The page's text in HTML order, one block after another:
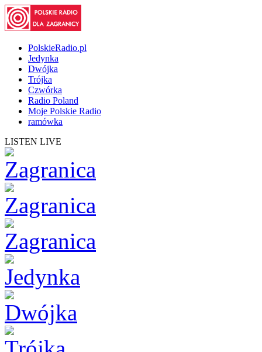
PolskieRadio.pl
Jedynka
Dwójka
Trójka
Czwórka
Radio Poland
Moje Polskie Radio
ramówka
LISTEN LIVE